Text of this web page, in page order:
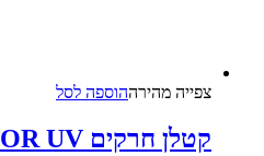
צפייה‬ ‫מהירה‬הוספה לסל
קטלן חרקים TERMINATOR UV